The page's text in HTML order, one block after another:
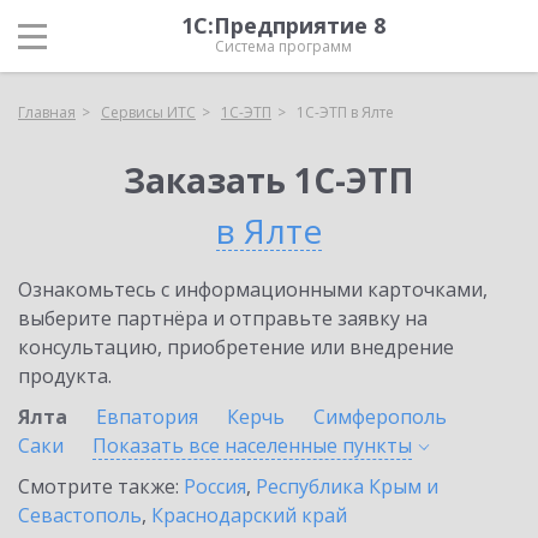
1С:Предприятие 8
Система программ
Главная Сервисы ИТС 1С-ЭТП 1С-ЭТП в Ялте
Заказать 1С-ЭТП
в Ялте
Ознакомьтесь с информационными карточками,
выберите партнёра и отправьте заявку на
консультацию, приобретение или внедрение
продукта.
Ялта
Евпатория Керчь
Симферополь
Саки
Показать все населенные пункты
Смотрите также: Россия, Республика Крым и
Севастополь, Краснодарский край